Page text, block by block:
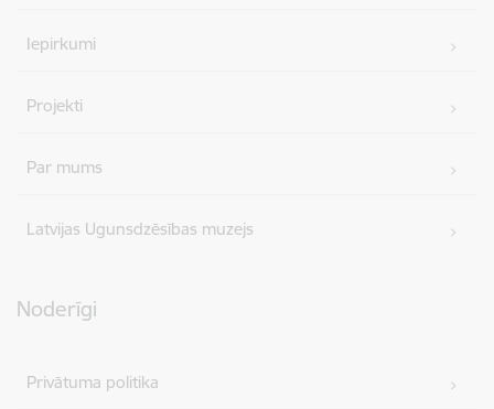
Iepirkumi
Projekti
Par mums
Latvijas Ugunsdzēsības muzejs
Noderīgi
Privātuma politika